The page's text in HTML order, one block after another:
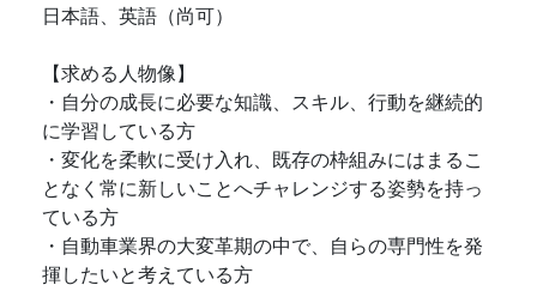
日本語、英語（尚可）
【求める人物像】
・自分の成長に必要な知識、スキル、行動を継続的
に学習している方
・変化を柔軟に受け入れ、既存の枠組みにはまるこ
となく常に新しいことへチャレンジする姿勢を持っ
ている方
・自動車業界の大変革期の中で、自らの専門性を発
揮したいと考えている方